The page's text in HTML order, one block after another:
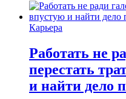
Карьера
Работать не
перестать
и найти дело